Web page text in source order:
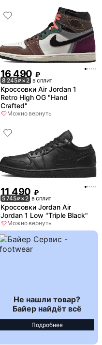
16 490 ₽
8 245₽× 2 в сплит
Кроссовки Air Jordan 1
Retro High OG "Hand
Crafted"
Можно вернуть
11 490 ₽
5 745₽× 2 в сплит
Кроссовки Jordan Air
Jordan 1 Low "Triple Black"
Можно вернуть
Не нашли товар?
Байер найдёт всё
Подробнее